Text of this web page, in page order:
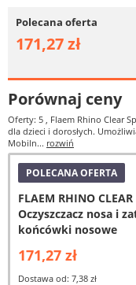
Polecana oferta
171,27 zł
Porównaj ceny
Oferty: 5 , Flaem Rhino Clear
dla dzieci i dorosłych.
Mobiln... rozwiń
POLECANA OFERTA
FLAEM RHINO CLEAR
Oczyszczacz nosa i
końcówki nosowe
171,27 zł
Dostawa od: 7,38 zł